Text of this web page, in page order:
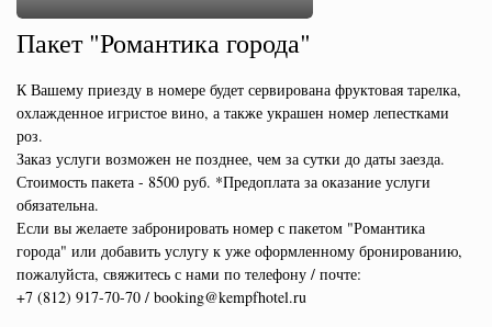
Пакет "Романтика города"
К Вашему приезду в номере будет сервирована фруктовая тарелка,
охлажденное игристое вино, а также украшен номер лепестками
роз.
Заказ услуги возможен не позднее, чем за сутки до даты заезда.
Стоимость пакета - 8500 руб. *Предоплата за оказание услуги
обязательна.
Если вы желаете забронировать номер с пакетом "Романтика
города" или добавить услугу к уже оформленному бронированию,
пожалуйста, свяжитесь с нами по телефону / почте:
+7 (812) 917-70-70 / booking@kempfhotel.ru